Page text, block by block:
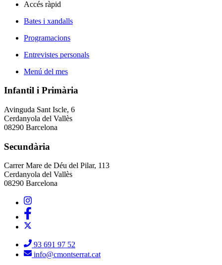
Accés ràpid
Bates i xandalls
Programacions
Entrevistes personals
Menú del mes
Infantil i Primària
Avinguda Sant Iscle, 6
Cerdanyola del Vallès
08290 Barcelona
Secundària
Carrer Mare de Déu del Pilar, 113
Cerdanyola del Vallès
08290 Barcelona
93 691 97 52
info@cmontserrat.cat